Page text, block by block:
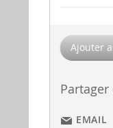
Ajouter
Partager
EMAIL